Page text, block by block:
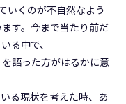
いくのが不自然なよう
す。今まで当たり前だ
る中で、
語った方がはるかに意
る現状を考えた時、あ